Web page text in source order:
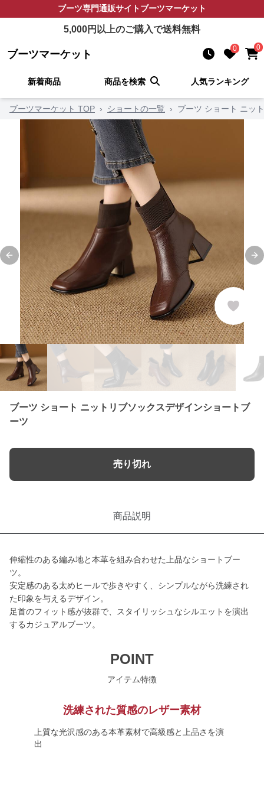
ブーツ専門通販サイトブーツマーケット
5,000円以上のご購入で送料無料
ブーツマーケット 0 0
新着商品 商品を検索 人気ランキング
ブーツマーケット TOP › ショートの一覧 › ブーツ ショート ニッ
Previous slide
ブーツ ショート ニットリブソックスデザインショートブ
ーツ
売り切れ
商品説明
伸縮性のある編み地と本革を組み合わせた上品なショートブー
ツ。
安定感のある太めヒールで歩きやすく、シンプルながら洗練され
た印象を与えるデザイン。
足首のフィット感が抜群で、スタイリッシュなシルエットを演出
するカジュアルブーツ。
POINT
アイテム特徴
洗練された質感のレザー素材
上質な光沢感のある本革素材で高級感と上品さを演
出